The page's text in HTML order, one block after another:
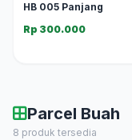
HB 005 Panjang
Rp 300.000
Parcel Buah
8 produk tersedia